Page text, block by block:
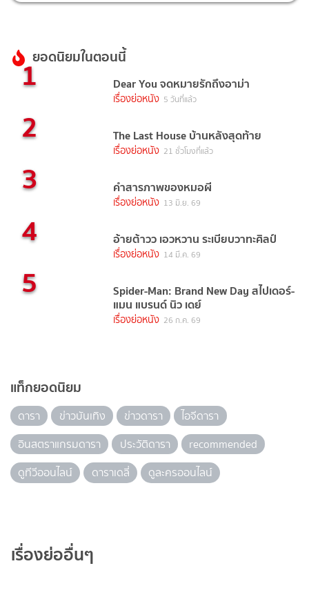
ยอดนิยมในตอนนี้
1 Dear You จดหมายรักถึงอาม่า
เรื่องย่อหนัง 5 วันที่แล้ว
2 The Last House บ้านหลังสุดท้าย
เรื่องย่อหนัง 21 ชั่วโมงที่แล้ว
3 คำสารภาพของหมอผี
เรื่องย่อหนัง 13 มิ.ย. 69
4 อ้ายต้าวว เอวหวาน ระเบียบวาทะศิลป์
เรื่องย่อหนัง 14 มี.ค. 69
5 Spider-Man: Brand New Day สไปเดอร์-
แมน แบรนด์ นิว เดย์
เรื่องย่อหนัง 26 ก.ค. 69
แท็กยอดนิยม
ดารา ข่าวบันเทิง ข่าวดารา
ไอจีดารา
อินสตราแกรมดารา
ประวัติดารา
recommended
ดูทีวีออนไลน์
ดาราเดลี่ ดูละครออนไลน์
เรื่องย่ออื่นๆ